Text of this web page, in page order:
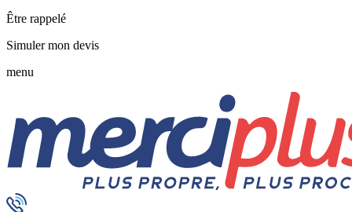
Être rappelé
Simuler mon devis
menu